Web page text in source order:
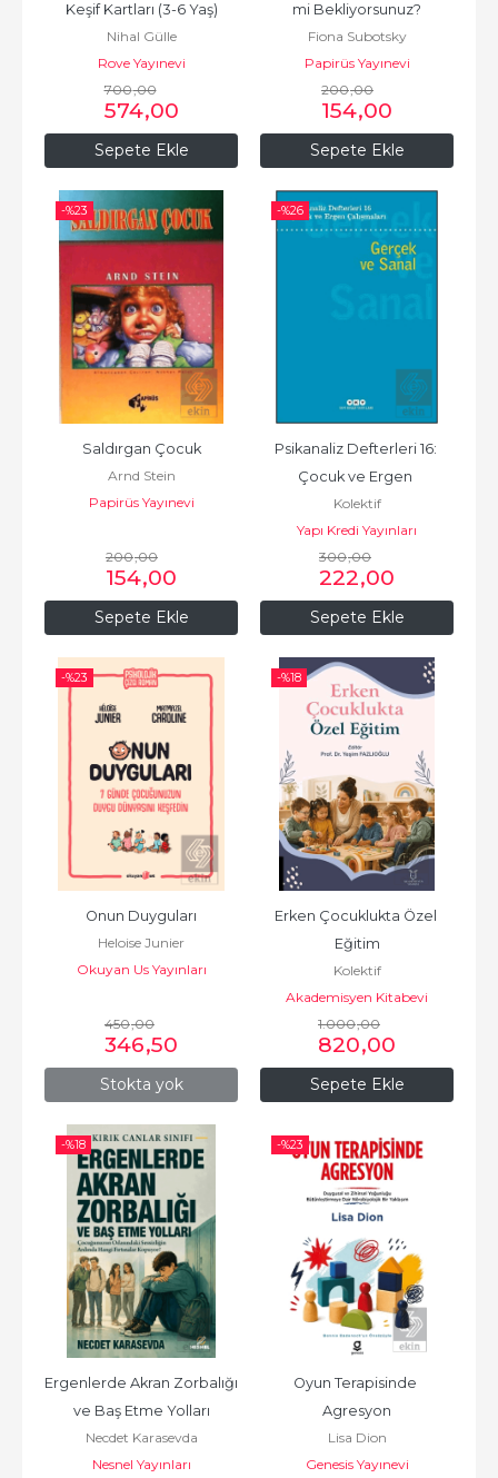
Sepete Ekle
Keşif Kartları (3-6 Yaş)
Nihal Gülle
Rove Yayınevi
700,00
574,00
Sepete Ekle
mi Bekliyorsunuz?
Fiona Subotsky
Papirüs Yayınevi
200,00
154,00
-%23
Sepete Ekle
Saldırgan Çocuk
Arnd Stein
Papirüs Yayınevi
200,00
154,00
-%26
Sepete Ekle
Psikanaliz Defterleri 16:
Çocuk ve Ergen
Çalışmaları - Gerçek ve
Sanal
Kolektif
Yapı Kredi Yayınları
300,00
222,00
-%23
Stokta yok
Onun Duyguları
Heloise Junier
Okuyan Us Yayınları
450,00
346,50
-%18
Sepete Ekle
Erken Çocuklukta Özel
Eğitim
Kolektif
Akademisyen Kitabevi
1.000,00
820,00
-%18
Ergenlerde Akran Zorbalığı
ve Baş Etme Yolları
Necdet Karasevda
Nesnel Yayınları
-%23
Oyun Terapisinde
Agresyon
Lisa Dion
Genesis Yayınevi